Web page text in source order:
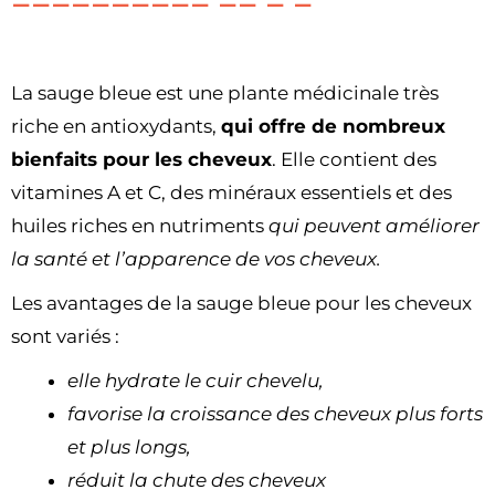
La sauge bleue est une plante médicinale très
riche en antioxydants, qui offre de nombreux
bienfaits pour les cheveux. Elle contient des
vitamines A et C, des minéraux essentiels et des
huiles riches en nutriments qui peuvent améliorer
la santé et l’apparence de vos cheveux.
Les avantages de la sauge bleue pour les cheveux
sont variés :
elle hydrate le cuir chevelu,
favorise la croissance des cheveux plus forts
et plus longs,
réduit la chute des cheveux